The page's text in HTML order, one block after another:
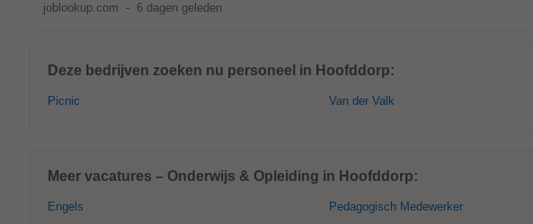
joblookup.com - 6 dagen geleden
Deze bedrijven zoeken nu personeel in Hoofddorp:
Picnic Van der Valk
Meer vacatures – Onderwijs & Opleiding in Hoofddorp:
Engels
Pedagogisch Medewerker